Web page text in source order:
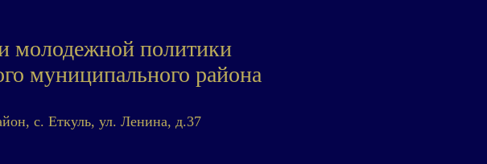
молодежной политики
муниципального района
с. Еткуль, ул. Ленина, д.37